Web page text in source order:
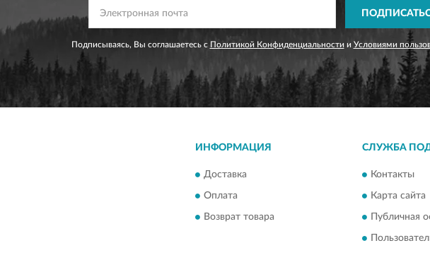
Подписываясь, Вы соглашаетесь с Политикой Конфиденциальности и Условиями
ИНФОРМАЦИЯ
Доставка
Оплата
Возврат товара
СЛУЖБА
Контакты
Карта сайта
Публичная